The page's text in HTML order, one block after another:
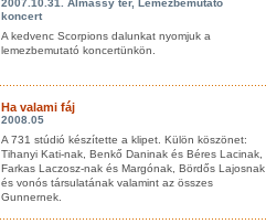
2007.10.31. Almássy tér, Lemezbemutató
koncert
A kedvenc Scorpions dalunkat nyomjuk a
lemezbemutató koncertünkön.
Ha valami fáj
2008.05
A 731 stúdió készítette a klipet. Külön köszönet:
Tihanyi Kati-nak, Benkő Daninak és Béres Lacinak,
Farkas Laczosz-nak és Margónak, Bördős Lajosnak
és vonós társulatának valamint az összes
Gunnernek.